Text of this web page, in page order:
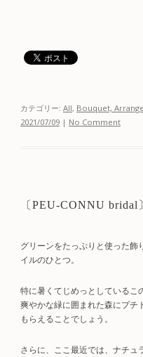
カテゴリー: All, Bouquet,
2021/07/09 | No Comment
〔PEU-CONNU bridal
グリーンをたっぷりと使った飾
イルのひとつ。
特に暑くてじめっとしているこ
爽やかな緑に囲まれた森にプチ
もらえることでしょう。
さらに、ここ最近では、ナチュ